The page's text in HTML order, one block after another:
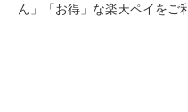
ん」「お得」な楽天ペイをご